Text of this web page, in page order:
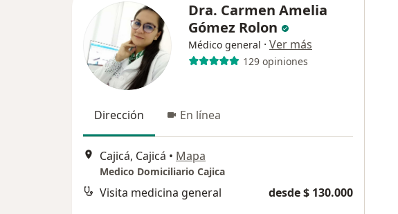
Dra. Carmen Amelia
Gómez Rolon
Médico general · Ver más
129 opiniones
Dirección En línea
Cajicá, Cajicá • Mapa
Medico Domiciliario Cajica
Visita medicina general desde $ 130.000